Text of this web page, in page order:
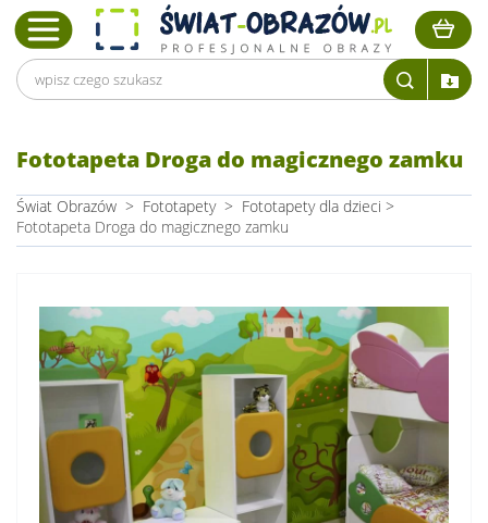
Fototapeta Droga do magicznego zamku
Świat Obrazów > Fototapety > Fototapety dla dzieci >
Fototapeta Droga do magicznego zamku